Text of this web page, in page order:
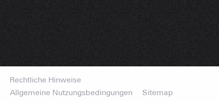
Rechtliche Hinweise
Allgemeine Nutzungsbedingungen
Sitemap